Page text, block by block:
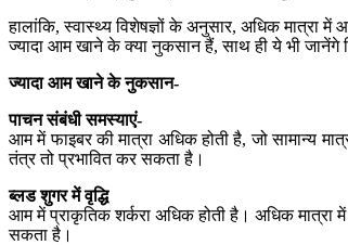
हालांकि, स्वास्थ्य विशेषज्ञों के अनुसार, अधिक
ज्यादा आम खाने के क्या नुकसान हैं, साथ ही ये भी जानेंगे
ज्यादा आम खाने के नुकसान-
पाचन संबंधी समस्याएं-
आम में फाइबर की मात्रा अधिक होती है, जो सामान्य
तंत्र तो प्रभावित कर सकता है।
ब्लड शुगर में वृद्धि
आम में प्राकृतिक शर्करा अधिक होती है। अधिक
सकता है।